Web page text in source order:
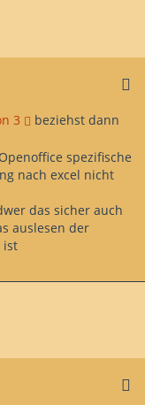
3
beziehst dann
spezifische
nach excel nicht
das sicher auch
auslesen der
ist